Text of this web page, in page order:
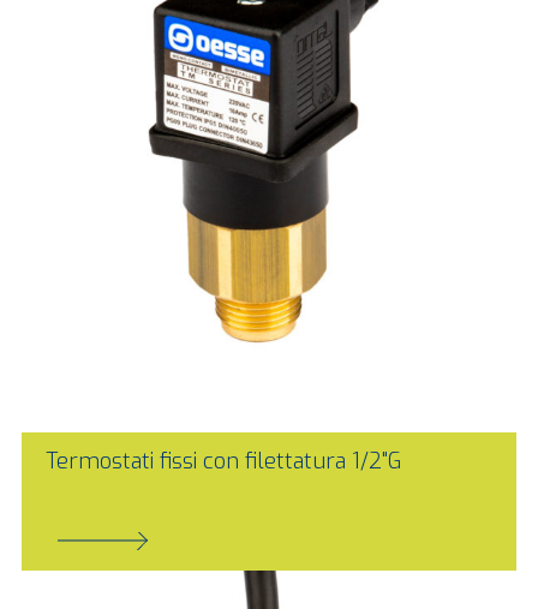
Termostati fissi con filettatura 1/2"G